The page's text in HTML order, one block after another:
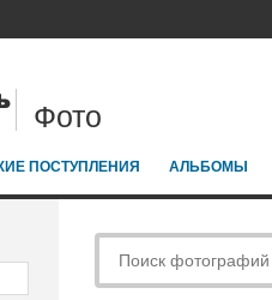
Фото
ПОСТУПЛЕНИЯ АЛЬБОМЫ